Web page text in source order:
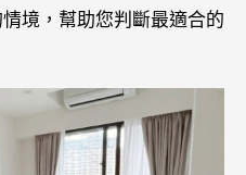
境，幫助您判斷最適合的